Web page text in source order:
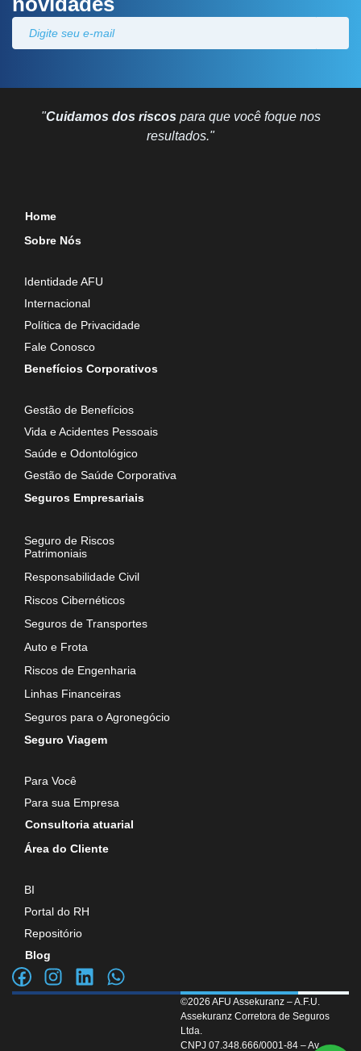
"Cuidamos dos riscos para que você foque nos
resultados."
Home
Sobre Nós
Identidade AFU
Internacional
Política de Privacidade
Fale Conosco
Benefícios Corporativos
Gestão de Benefícios
Vida e Acidentes Pessoais
Saúde e Odontológico
Gestão de Saúde Corporativa
Seguros Empresariais
Seguro de Riscos
Patrimoniais
Responsabilidade Civil
Riscos Cibernéticos
Seguros de Transportes
Auto e Frota
Riscos de Engenharia
Linhas Financeiras
Seguros para o Agronegócio
Seguro Viagem
Para Você
Para sua Empresa
Consultoria atuarial
Área do Cliente
BI
Portal do RH
Repositório
Blog
©2026 AFU Assekuranz – A.F.U.
Assekuranz Corretora de Seguros
Ltda.
CNPJ 07.348.666/0001-84 – Av.